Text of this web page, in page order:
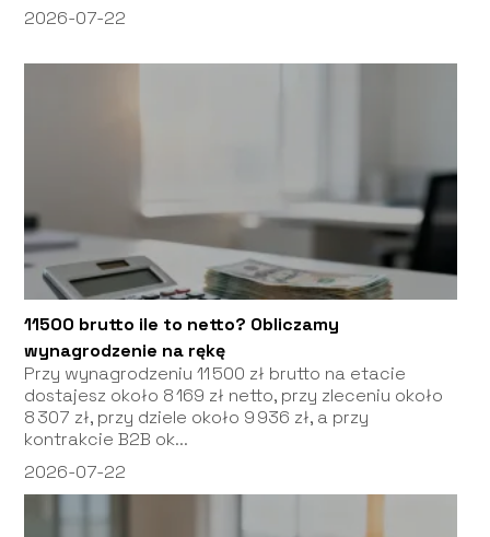
2026-07-22
11500 brutto ile to netto? Obliczamy
wynagrodzenie na rękę
Przy wynagrodzeniu 11 500 zł brutto na etacie
dostajesz około 8 169 zł netto, przy zleceniu około
8 307 zł, przy dziele około 9 936 zł, a przy
kontrakcie B2B ok...
2026-07-22